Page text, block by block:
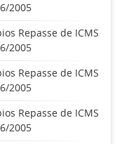
2005
Repasse de ICMS
2005
Repasse de ICMS
2005
Repasse de ICMS
2005